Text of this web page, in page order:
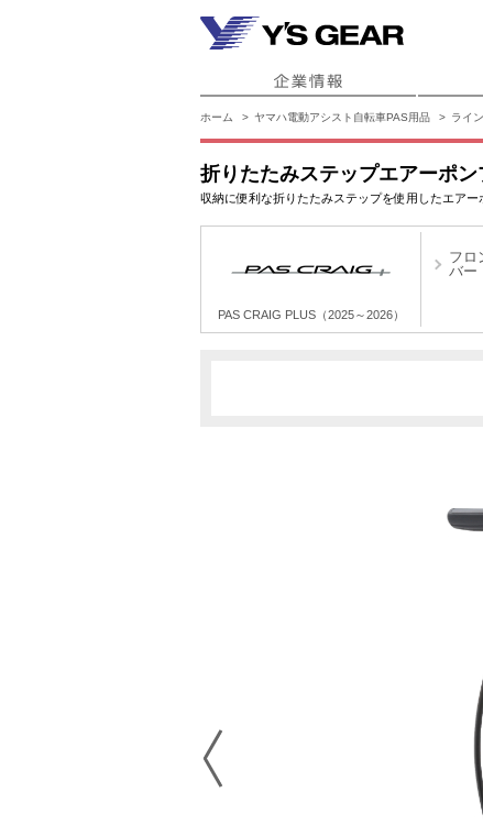
ホーム ヤマハ電動アシスト自転車PAS用品 ライ
折りたたみステップエアーポン
収納に便利な折りたたみステップを使用したエアー
PAS CRAIG PLUS（2025～2026）
フロ
バー